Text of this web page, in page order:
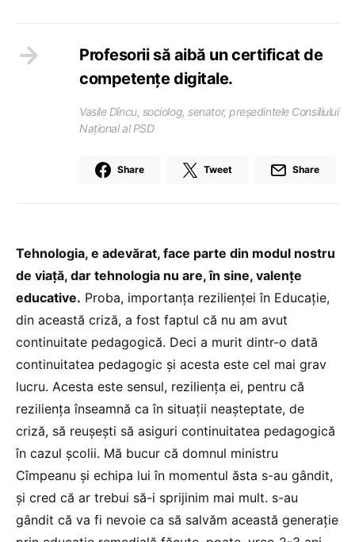
Profesorii să aibă un certificat de
competențe digitale.
Vasile Dîncu, sociolog, senator, președintele Consiliului
Național al PSD
Share Tweet Share
Tehnologia, e adevărat, face parte din modul nostru
de viață, dar tehnologia nu are, în sine, valențe
educative. Proba, importanța rezilienței în Educație,
din această criză, a fost faptul că nu am avut
continuitate pedagogică. Deci a murit dintr-o dată
continuitatea pedagogic și acesta este cel mai grav
lucru. Acesta este sensul, reziliența ei, pentru că
reziliența înseamnă ca în situații neașteptate, de
criză, să reușești să asiguri continuitatea pedagogică
în cazul școlii. Mă bucur că domnul ministru
Cîmpeanu și echipa lui în momentul ăsta s-au gândit,
și cred că ar trebui să-i sprijinim mai mult. s-au
gândit că va fi nevoie ca să salvăm această generație